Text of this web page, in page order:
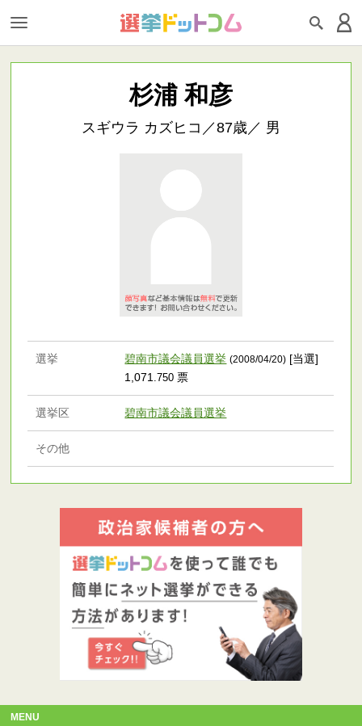
杉浦 和彦
スギウラ カズヒコ／87歳／ 男
選挙 碧南市議会議員選挙 (2008/04/20) [当選]
1,071 .750 票
選挙区 碧南市議会議員選挙
その他
MENU